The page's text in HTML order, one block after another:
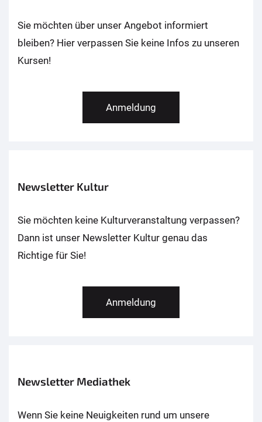
Sie möchten über unser Angebot informiert
bleiben? Hier verpassen Sie keine Infos zu unseren
Kursen!
Anmeldung
Newsletter Kultur
Sie möchten keine Kulturveranstaltung verpassen?
Dann ist unser Newsletter Kultur genau das
Richtige für Sie!
Anmeldung
Newsletter Mediathek
Wenn Sie keine Neuigkeiten rund um unsere